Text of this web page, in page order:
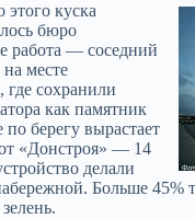
этого куска
бюро
работа — соседний
месте
сохранили
как памятник
берегу вырастает
«Донстроя» — 14
делали
Больше 45%